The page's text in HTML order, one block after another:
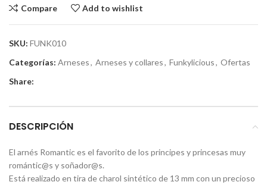
Compare Add to wishlist
SKU: FUNK010
Categorías: Arneses, Arneses y collares, Funkylicious, Ofertas
Share:
DESCRIPCIÓN
El arnés Romantic es el favorito de los principes y princesas muy
romántic@s y soñador@s.
Está realizado en tira de charol sintético de 13 mm con un precioso